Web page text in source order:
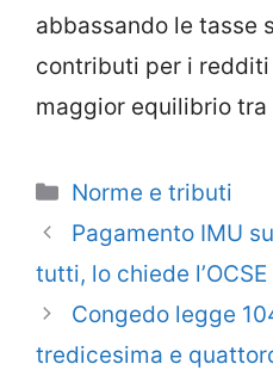
abbassando le tasse
contributi per i redditi
maggior equilibrio
Categorie
Norme e tributi
Pagamento IMU
tutti, lo chiede l’OCSE
Congedo legge
tredicesima e